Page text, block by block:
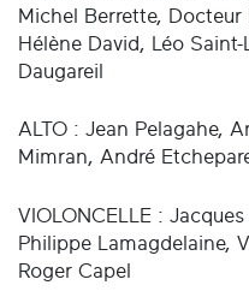
Michel Berrette, Docteur
Hélène David, Léo
Daugareil
ALTO : Jean Pelagahe,
Mimran, André
VIOLONCELLE :
Philippe Lamagdelaine,
Roger Capel